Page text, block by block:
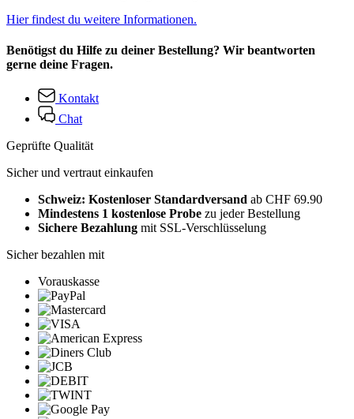
Hier findest du weitere Informationen.
Benötigst du Hilfe zu deiner Bestellung? Wir beantworten
gerne deine Fragen.
Kontakt
Chat
Geprüfte Qualität
Sicher und vertraut einkaufen
Schweiz: Kostenloser Standardversand ab CHF 69.90
Mindestens 1 kostenlose Probe zu jeder Bestellung
Sichere Bezahlung mit SSL-Verschlüsselung
Sicher bezahlen mit
Vorauskasse